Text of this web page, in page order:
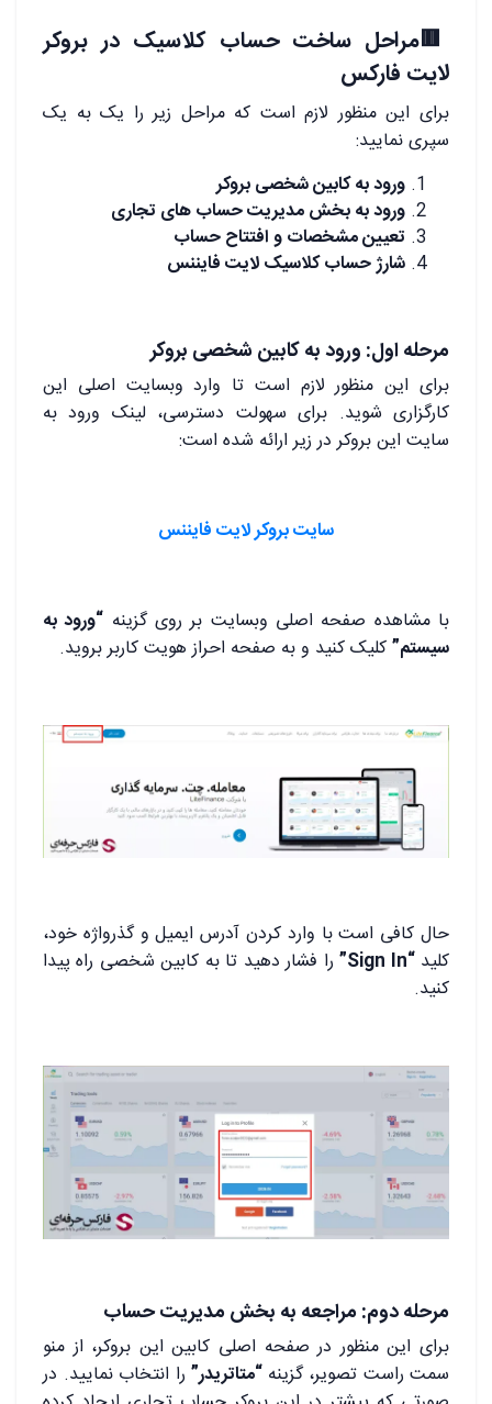
🟥مراحل ساخت حساب کلاسیک در بروکر
لایت فارکس
برای این منظور لازم است که مراحل زیر را یک به یک
سپری نمایید:
ورود به کابین شخصی بروکر
ورود به بخش مدیریت حساب های تجاری
تعیین مشخصات و افتتاح حساب
شارژ حساب کلاسیک لایت فایننس
مرحله اول: ورود به کابین شخصی بروکر
برای این منظور لازم است تا وارد وبسایت اصلی این
کارگزاری شوید. برای سهولت دسترسی، لینک ورود به
سایت این بروکر در زیر ارائه شده است:
سایت بروکر لایت فایننس
با مشاهده صفحه اصلی وبسایت بر روی گزینه “ورود به
سیستم”کلیک کنید و به صفحه احراز هویت کاربر بروید.
حال کافی است با وارد کردن آدرس ایمیل و گذرواژه خود،
کلید“Sign In”
را فشار دهید تا به کابین شخصی راه پیدا
کنید.
مرحله دوم: مراجعه به بخش مدیریت حساب
برای این منظور در صفحه اصلی کابین این بروکر، از منو
سمت راست تصویر، گزینه “متاتریدر” را انتخاب نمایید. در